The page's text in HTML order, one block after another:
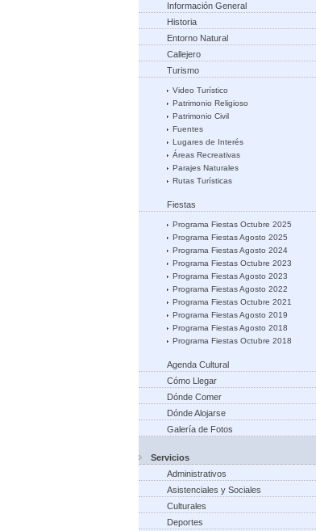
Información General
Historia
Entorno Natural
Callejero
Turismo
Video Turístico
Patrimonio Religioso
Patrimonio Civil
Fuentes
Lugares de Interés
Áreas Recreativas
Parajes Naturales
Rutas Turísticas
Fiestas
Programa Fiestas Octubre 2025
Programa Fiestas Agosto 2025
Programa Fiestas Agosto 2024
Programa Fiestas Octubre 2023
Programa Fiestas Agosto 2023
Programa Fiestas Agosto 2022
Programa Fiestas Octubre 2021
Programa Fiestas Agosto 2019
Programa Fiestas Agosto 2018
Programa Fiestas Octubre 2018
Agenda Cultural
Cómo Llegar
Dónde Comer
Dónde Alojarse
Galería de Fotos
Servicios
Administrativos
Asistenciales y Sociales
Culturales
Deportes